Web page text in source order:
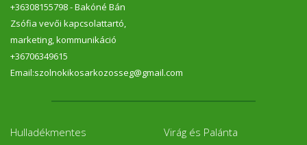
+36308155798 - Bakóné Bán
Zsófia vevői kapcsolattartó,
marketing, kommunikáció
+36706349615
Email:szolnokikosarkozosseg@gmail.com
Hulladékmentes
Virág és Palánta